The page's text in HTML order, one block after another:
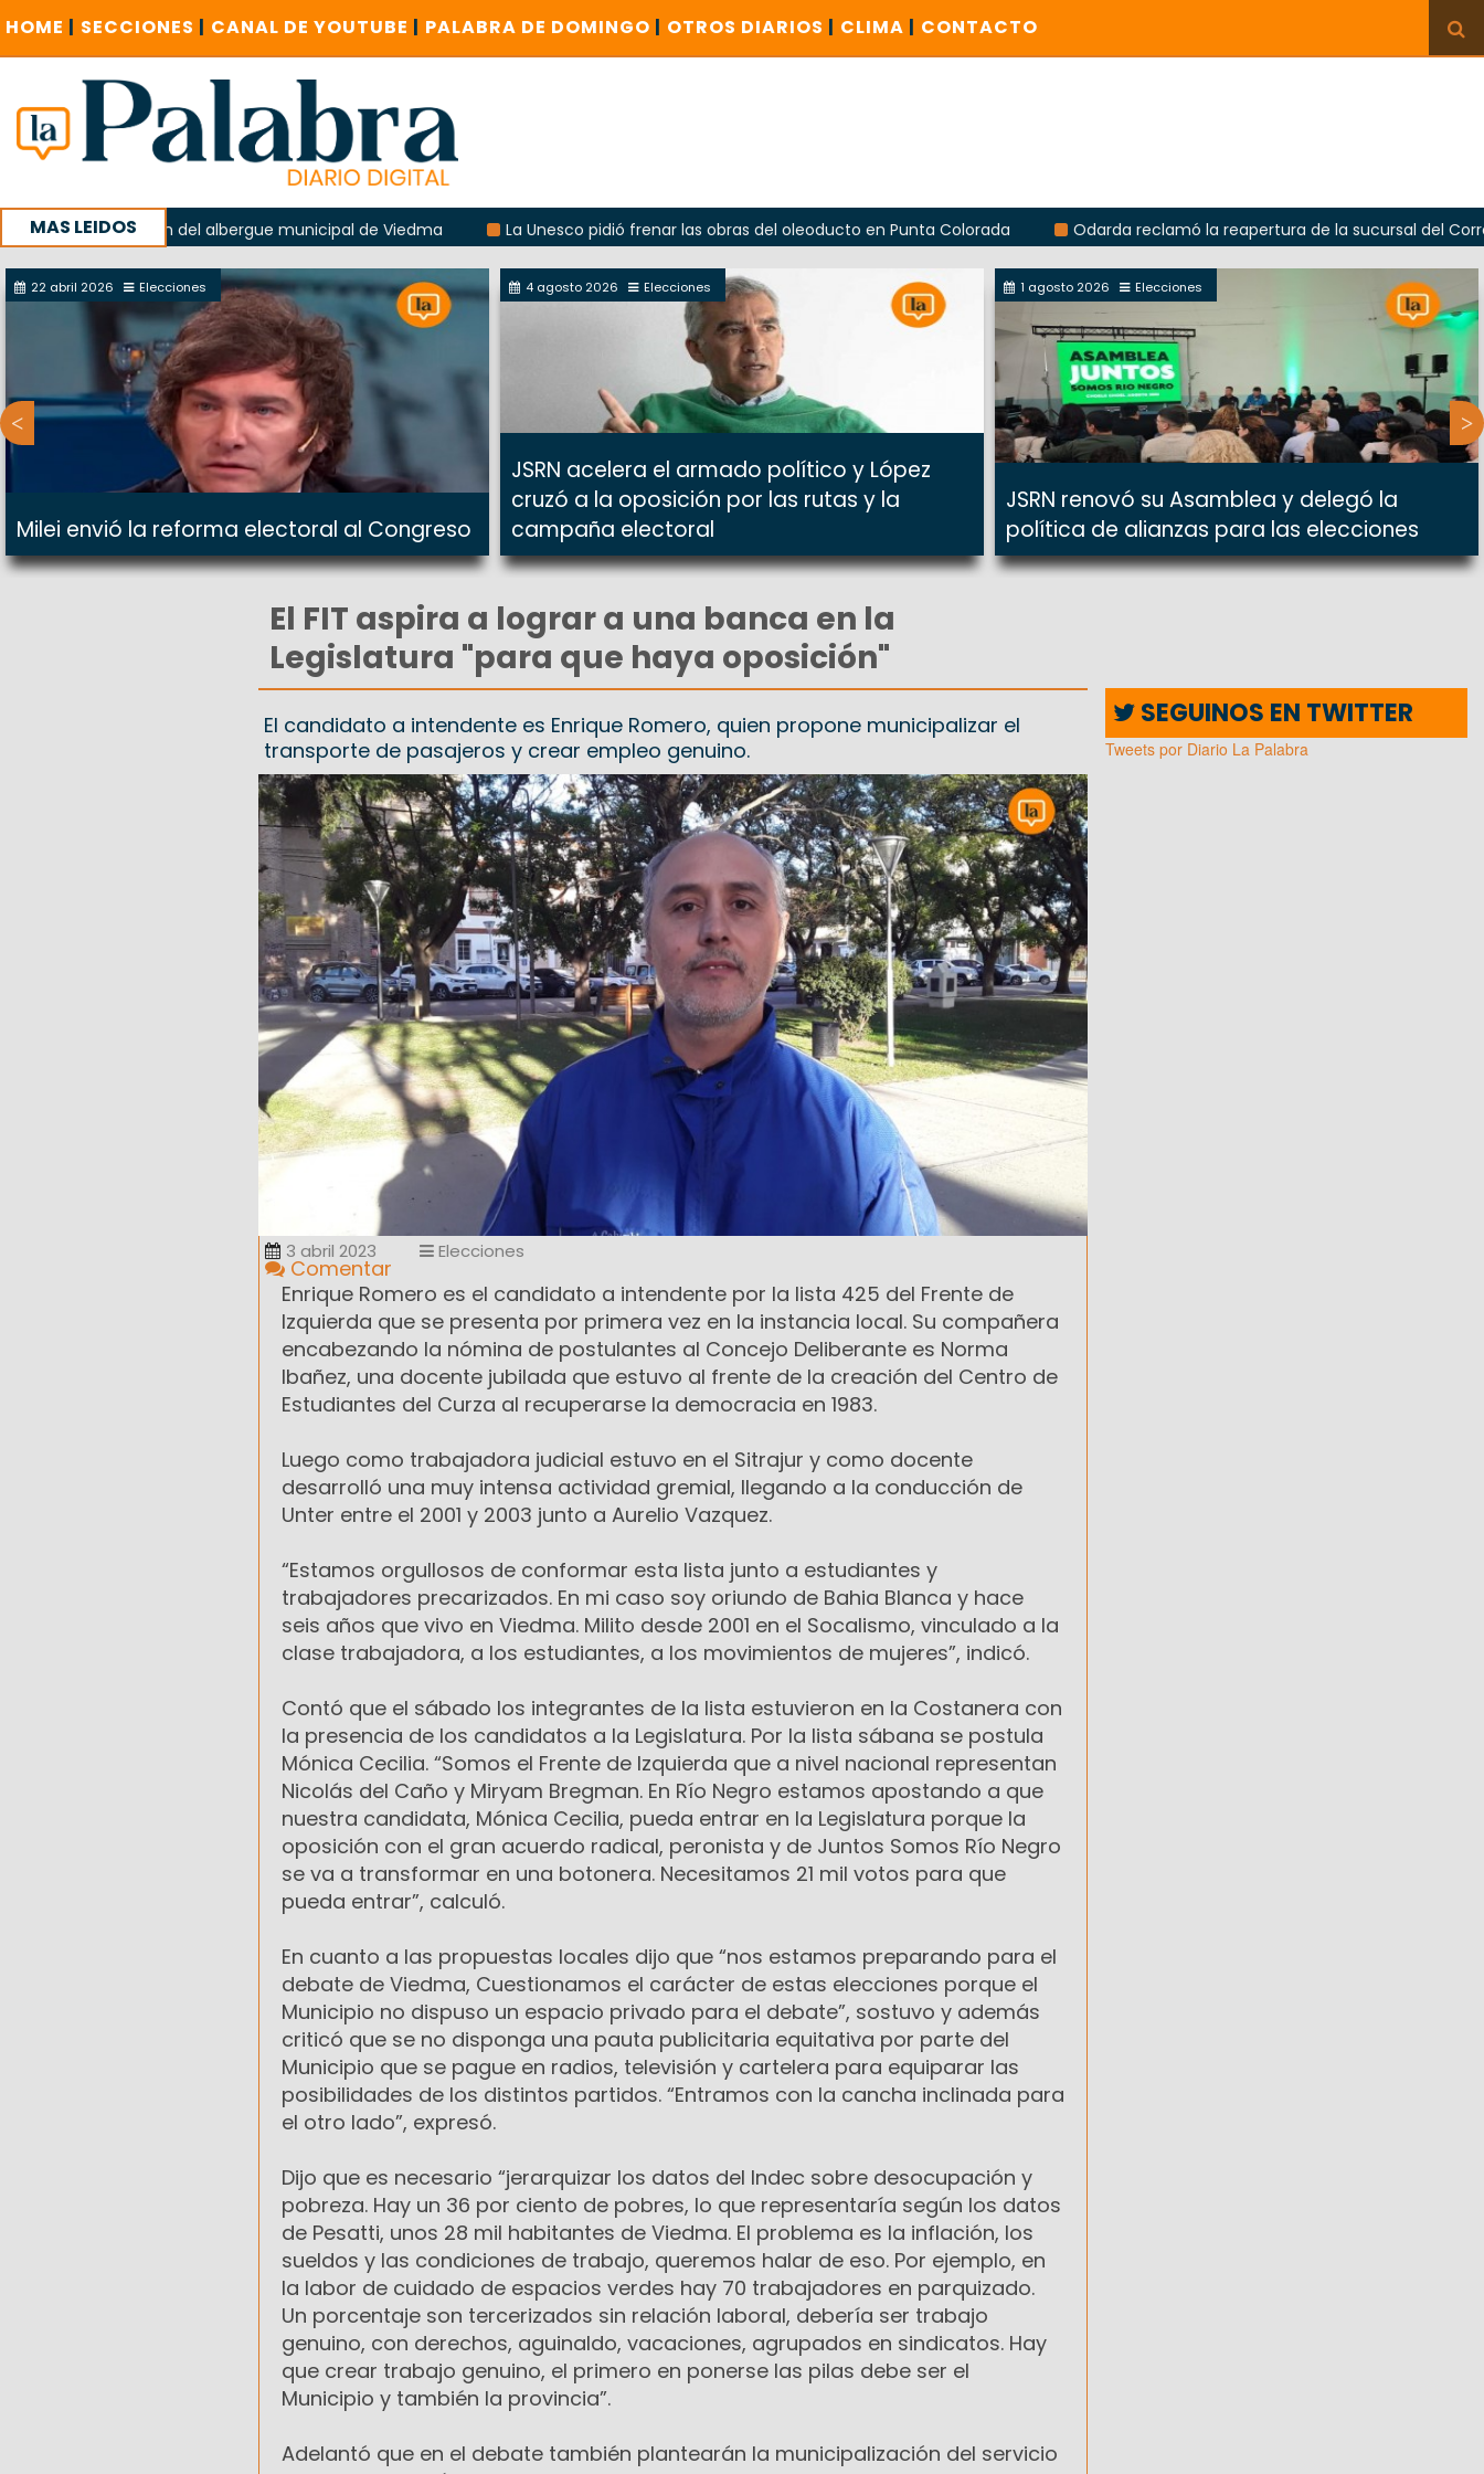
HOME | SECCIONES | CANAL DE YOUTUBE | PALABRA DE DOMINGO | OTROS DIARIOS | CLIMA | CONTACTO
MAS LEIDOS
explosión del albergue municipal de Viedma La Unesco pidió frenar las obras del oleoducto en Punta Colorada
Odarda reclamó la reapertura de la sucursal del Correo
con un encuentro provincial en Roca
22 abril 2026 Elecciones
Milei envió la reforma electoral al Congreso
4 agosto 2026 Elecciones
JSRN acelera el armado político y López
cruzó a la oposición por las rutas y la
campaña electoral
1 agosto 2026 Elecciones
JSRN renovó su Asamblea y delegó la
política de alianzas para las elecciones
El FIT aspira a lograr a una banca en la
Legislatura "para que haya oposición"
El candidato a intendente es Enrique Romero, quien propone municipalizar el
transporte de pasajeros y crear empleo genuino.
3 abril 2023 Elecciones
Comentar
Enrique Romero es el candidato a intendente por la lista 425 del Frente de
Izquierda que se presenta por primera vez en la instancia local. Su compañera
encabezando la nómina de postulantes al Concejo Deliberante es Norma
Ibañez, una docente jubilada que estuvo al frente de la creación del Centro de
Estudiantes del Curza al recuperarse la democracia en 1983.
Luego como trabajadora judicial estuvo en el Sitrajur y como docente
desarrolló una muy intensa actividad gremial, llegando a la conducción de
Unter entre el 2001 y 2003 junto a Aurelio Vazquez.
“Estamos orgullosos de conformar esta lista junto a estudiantes y
trabajadores precarizados. En mi caso soy oriundo de Bahia Blanca y hace
seis años que vivo en Viedma. Milito desde 2001 en el Socalismo, vinculado a la
clase trabajadora, a los estudiantes, a los movimientos de mujeres”, indicó.
Contó que el sábado los integrantes de la lista estuvieron en la Costanera con
la presencia de los candidatos a la Legislatura. Por la lista sábana se postula
Mónica Cecilia. “Somos el Frente de Izquierda que a nivel nacional representan
Nicolás del Caño y Miryam Bregman. En Río Negro estamos apostando a que
nuestra candidata, Mónica Cecilia, pueda entrar en la Legislatura porque la
oposición con el gran acuerdo radical, peronista y de Juntos Somos Río Negro
se va a transformar en una botonera. Necesitamos 21 mil votos para que
pueda entrar”, calculó.
En cuanto a las propuestas locales dijo que “nos estamos preparando para el
debate de Viedma, Cuestionamos el carácter de estas elecciones porque el
Municipio no dispuso un espacio privado para el debate”, sostuvo y además
criticó que se no disponga una pauta publicitaria equitativa por parte del
Municipio que se pague en radios, televisión y cartelera para equiparar las
posibilidades de los distintos partidos. “Entramos con la cancha inclinada para
el otro lado”, expresó.
Dijo que es necesario “jerarquizar los datos del Indec sobre desocupación y
pobreza. Hay un 36 por ciento de pobres, lo que representaría según los datos
de Pesatti, unos 28 mil habitantes de Viedma. El problema es la inflación, los
sueldos y las condiciones de trabajo, queremos halar de eso. Por ejemplo, en
la labor de cuidado de espacios verdes hay 70 trabajadores en parquizado.
Un porcentaje son tercerizados sin relación laboral, debería ser trabajo
genuino, con derechos, aguinaldo, vacaciones, agrupados en sindicatos. Hay
que crear trabajo genuino, el primero en ponerse las pilas debe ser el
Municipio y también la provincia”.
Adelantó que en el debate también plantearán la municipalización del servicio
SEGUINOS EN TWITTER
Tweets por Diario La Palabra